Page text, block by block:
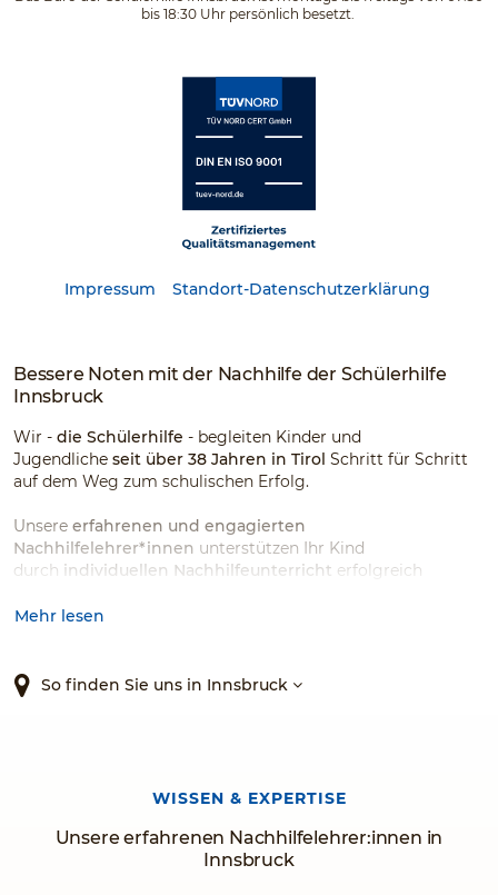
bis 18:30 Uhr persönlich besetzt.
Impressum Standort-Datenschutzerklärung
Bessere Noten mit der Nachhilfe der Schülerhilfe
Innsbruck
Wir - die Schülerhilfe - begleiten Kinder und
Jugendliche seit über 38 Jahren in Tirol Schritt für Schritt
auf dem Weg zum schulischen Erfolg.
Unsere erfahrenen und engagierten
Nachhilfelehrer*innen unterstützen Ihr Kind
durch individuellen Nachhilfeunterricht erfolgreich
gängigen Fächern
Lerndefizite langfristig zu beheben.
kennen die Besonderheiten der jeweiligen Schulform
und können somit den idealen Nachhilfeunterricht für
Ihr Kind zusammenstellen und gestalten.
Mehr lesen
So finden Sie uns in Innsbruck
Unsere erfahrenen Nachhilfelehrer:innen in
Innsbruck
WISSEN & EXPERTISE